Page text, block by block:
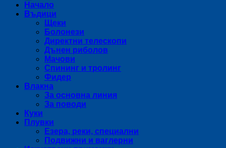
Начало
Въдици
Щеки
Болонези
Директни телескопи
Дънен риболов
Мачови
Спининг и тролинг
Фидер
Влакна
За основна линия
За поводи
Куки
Плувки
Езера, реки, специални
Подвижни и ваглерни